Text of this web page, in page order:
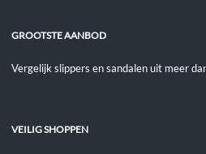
GROOTSTE AANBOD
Vergelijk slippers en sandalen uit meer
VEILIG SHOPPEN